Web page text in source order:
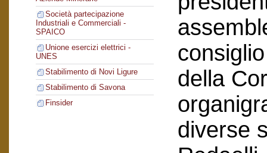
Società partecipazione
Industriali e Commerciali -
SPAICO
Unione esercizi elettrici -
UNES
Stabilimento di Novi Ligure
Stabilimento di Savona
Finsider
della
diverse